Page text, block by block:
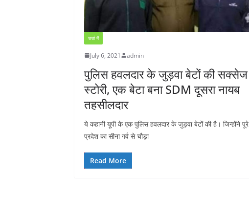
चर्चा में
July 6, 2021 admin
पुलिस हवलदार के जुड़वा बेटों की सक्सेज
स्टोरी, एक बेटा बना SDM दूसरा नायब
तहसीलदार
ये कहानी यूपी के एक पुलिस हवलदार के जुड़वा बेटों की है। जिन्होंने पूरे
प्रदेश का सीना गर्व से चौड़ा
Read More